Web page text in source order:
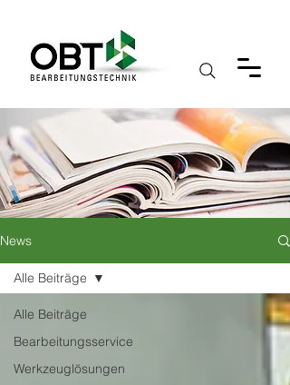
News
Alle Beiträge
Bearbeitungsservice
Werkzeuglösungen
Alle Beiträge